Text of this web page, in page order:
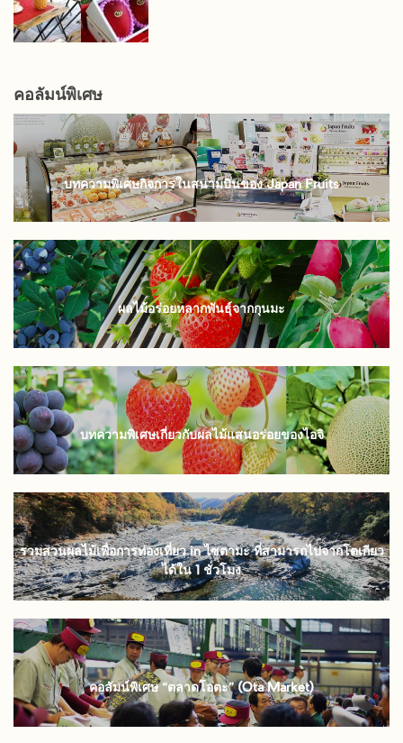
คอลัมน์พิเศษ
บทความพิเศษกิจการในสนามบินของ Japan Fruits
ผลไม้อร่อยหลากพันธุ์จากกุนมะ
บทความพิเศษเกี่ยวกับผลไม้แสนอร่อยของไอจิ
รวมสวนผลไม้เพื่อการท่องเที่ยว in ไซตามะ ที่สามารถไปจากโตเกียว
ได้ใน 1 ชั่วโมง
คอลัมน์พิเศษ “ตลาดโอตะ” (Ota Market)